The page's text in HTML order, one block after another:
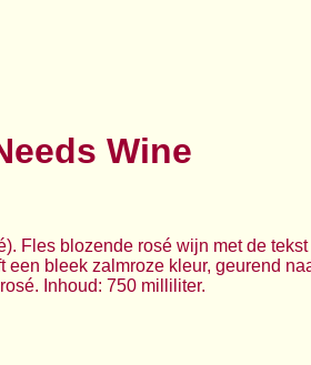
Wine
Fles blozende rosé wijn met de
een bleek zalmroze kleur, geurend
Inhoud: 750 milliliter.